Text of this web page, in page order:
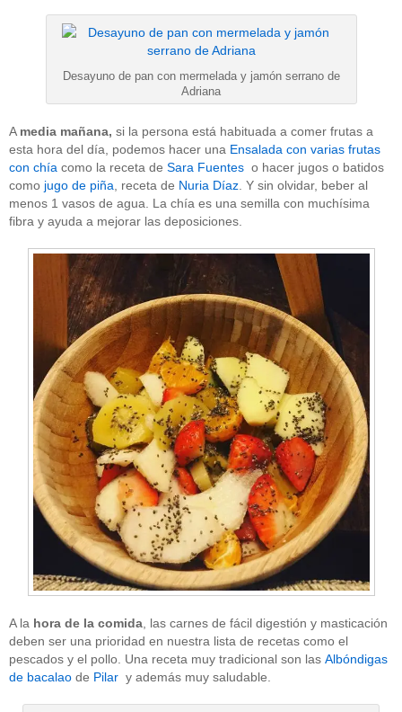
Desayuno de pan con mermelada y jamón serrano de
Adriana
A media mañana, si la persona está habituada a comer frutas a
esta hora del día, podemos hacer una Ensalada con varias frutas
con chía como la receta de Sara Fuentes o hacer jugos o batidos
como jugo de piña , receta de Nuria Díaz . Y sin olvidar, beber al
menos 1 vasos de agua. La chía es una semilla con muchísima
fibra y ayuda a mejorar las deposiciones.
A la hora de la comida , las carnes de fácil digestión y masticación
deben ser una prioridad en nuestra lista de recetas como el
pescados y el pollo. Una receta muy tradicional son las Albóndigas
de bacalao de Pilar y además muy saludable.